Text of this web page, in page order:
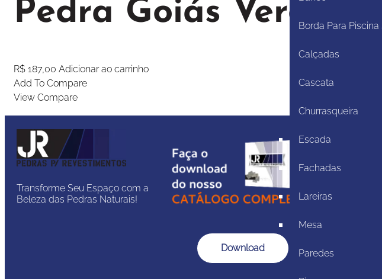
Borda Para Piscina
Calçadas
Cascata
Churrasqueira
Escada
Fachadas
Lareiras
Mesa
Paredes
Pedra Goiás Verde
R$ 187,00 Adicionar ao carrinho
Add To Compare
View Compare
Transforme Seu Espaço com a
Beleza das Pedras Naturais!
Download
Projetos
Melhor
Pedra